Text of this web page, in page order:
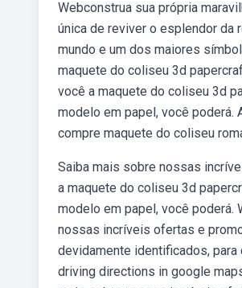
Webconstrua sua própria
única de reviver o esplendor da
mundo e um dos maiores
maquete do coliseu 3d
você a maquete do coliseu 3d
modelo em papel, você poderá.
compre maquete do coliseu
Saiba mais sobre nossas
a maquete do coliseu 3d
modelo em papel, você
nossas incríveis ofertas e
devidamente identificados,
driving directions in google